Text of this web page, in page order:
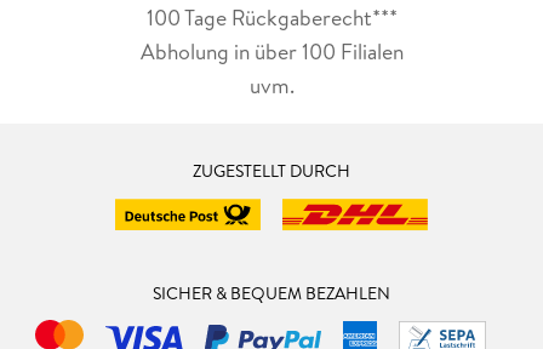
100 Tage Rückgaberecht***
Abholung in über 100 Filialen
uvm.
ZUGESTELLT DURCH
SICHER & BEQUEM BEZAHLEN